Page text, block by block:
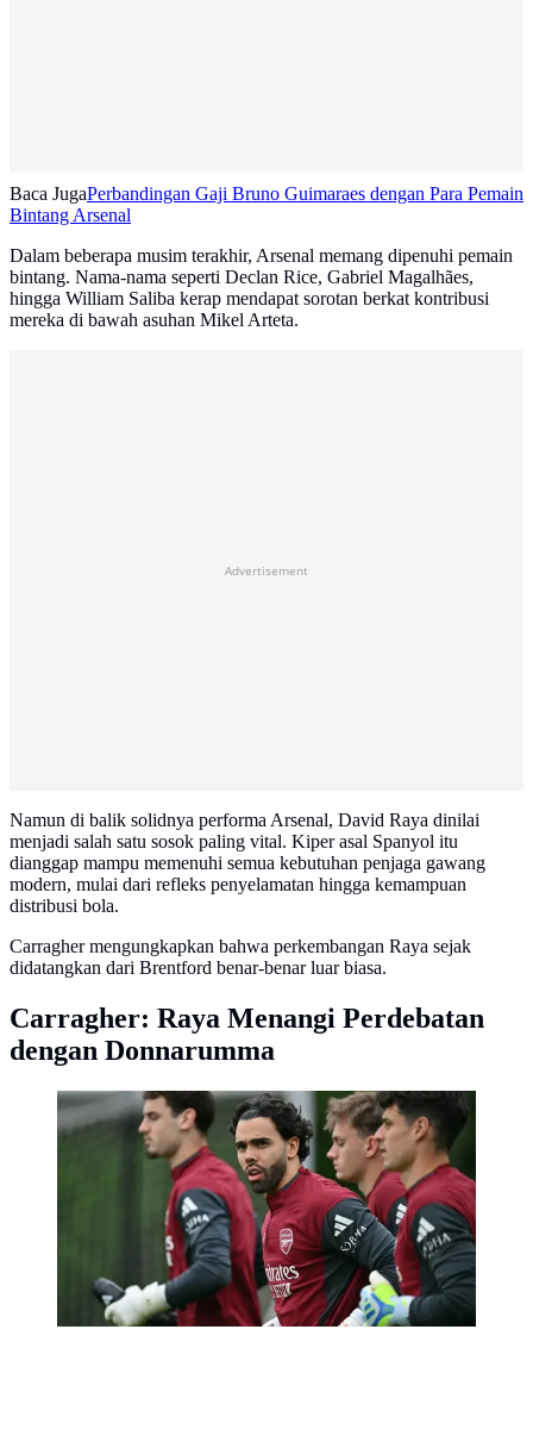
Baca JugaPerbandingan Gaji Bruno Guimaraes dengan Para Pemain
Bintang Arsenal
Dalam beberapa musim terakhir, Arsenal memang dipenuhi pemain
bintang. Nama-nama seperti Declan Rice, Gabriel Magalhães,
hingga William Saliba kerap mendapat sorotan berkat kontribusi
mereka di bawah asuhan Mikel Arteta.
Advertisement
Namun di balik solidnya performa Arsenal, David Raya dinilai
menjadi salah satu sosok paling vital. Kiper asal Spanyol itu
dianggap mampu memenuhi semua kebutuhan penjaga gawang
modern, mulai dari refleks penyelamatan hingga kemampuan
distribusi bola.
Carragher mengungkapkan bahwa perkembangan Raya sejak
didatangkan dari Brentford benar-benar luar biasa.
Carragher: Raya Menangi Perdebatan
dengan Donnarumma
Kiper Arsenal asal Spanyol, David Raya (tengah) tiba
untuk mengikuti sesi latihan tim di London Colney,
utara London, pada Senin 4 Mei 2026. Arsenal dan
Atletico Madrid akan menjalani laga hidup-mati pada
leg kedua semifinal Liga Champions 2025/2026. (Glyn